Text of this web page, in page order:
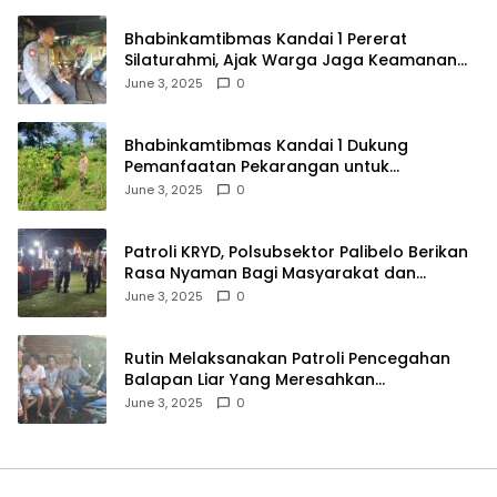
Bhabinkamtibmas Kandai 1 Pererat
Silaturahmi, Ajak Warga Jaga Keamanan
Lingkungan
June 3, 2025 0
Bhabinkamtibmas Kandai 1 Dukung
Pemanfaatan Pekarangan untuk
Ketahanan Pangan Menuju Indonesia Emas
June 3, 2025 0
Patroli KRYD, Polsubsektor Palibelo Berikan
Rasa Nyaman Bagi Masyarakat dan
Antisipasi Aksi Menjurus Premanisme
June 3, 2025 0
Rutin Melaksanakan Patroli Pencegahan
Balapan Liar Yang Meresahkan
Masyarakat, Polsek Soromandi
June 3, 2025 0